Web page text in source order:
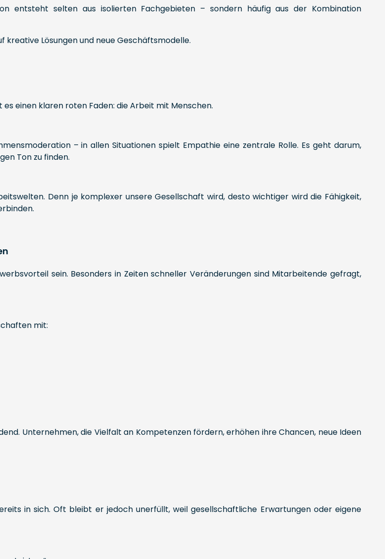
entsteht selten aus isolierten Fachgebieten – sondern häufig aus der Kombination
Lösungen und neue Geschäftsmodelle.
einen klaren roten Faden: die Arbeit mit Menschen.
– in allen Situationen spielt Empathie eine zentrale Rolle. Es geht darum,
Ton zu finden.
Denn je komplexer unsere Gesellschaft wird, desto wichtiger wird die Fähigkeit,
sein. Besonders in Zeiten schneller Veränderungen sind Mitarbeitende gefragt,
mit:
Unternehmen, die Vielfalt an Kompetenzen fördern, erhöhen ihre Chancen, neue Ideen
in sich. Oft bleibt er jedoch unerfüllt, weil gesellschaftliche Erwartungen oder eigene